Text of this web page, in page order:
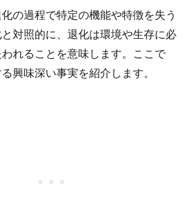
の過程で特定の機能や特徴を失う
対照的に、退化は環境や生存に必
れることを意味します。ここで
興味深い事実を紹介します。